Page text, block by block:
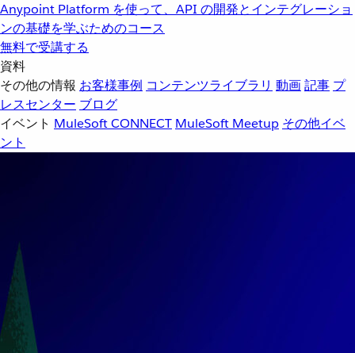
Anypoint Platform を使って、API の開発とインテグレーショ
ンの基礎を学ぶためのコース
無料で受講する
資料
その他の情報 お客様事例 コンテンツライブラリ 動画記事 プ
レスセンター ブログ
イベント MuleSoft CONNECT MuleSoft Meetup その他イベ
ント